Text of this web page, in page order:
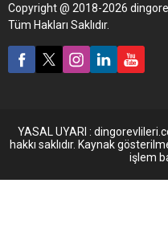
Copyright @ 2018-2026
Tüm Hakları Saklıdır.
YASAL UYARI :
hakkı saklıdır. Kaynak
işlem